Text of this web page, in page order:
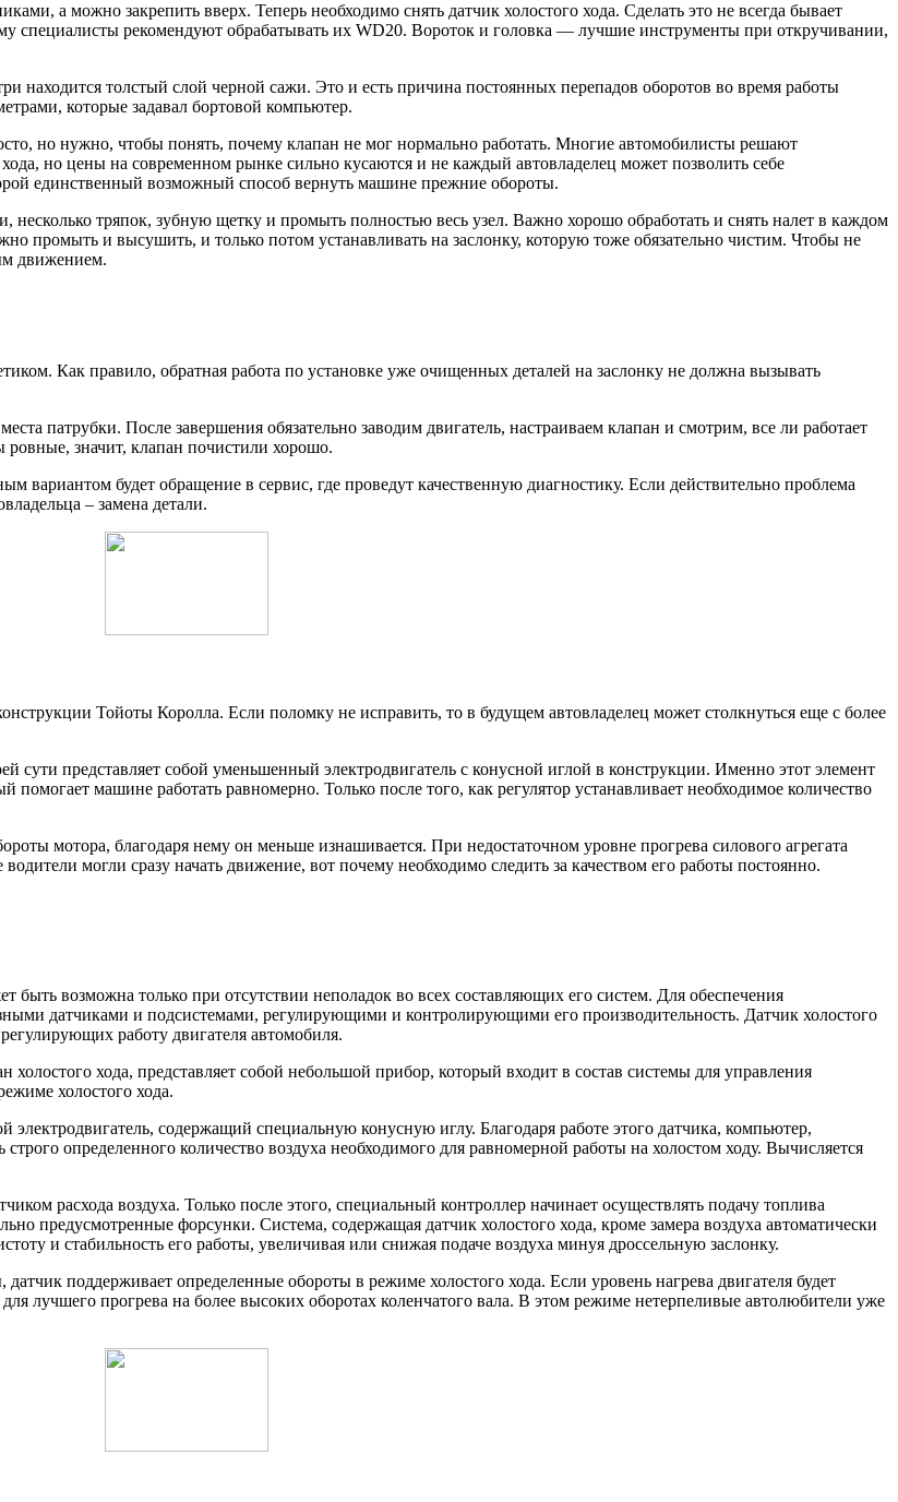
а можно закрепить вверх. Теперь необходимо снять датчик холостого хода. Сделать это не всегда бывает
специалисты рекомендуют обрабатывать их WD20. Вороток и головка — лучшие инструменты при откручивании,
находится толстый слой черной сажи. Это и есть причина постоянных перепадов оборотов во время работы
которые задавал бортовой компьютер.
но нужно, чтобы понять, почему клапан не мог нормально работать. Многие автомобилисты решают
но цены на современном рынке сильно кусаются и не каждый автовладелец может позволить себе
единственный возможный способ вернуть машине прежние обороты.
несколько тряпок, зубную щетку и промыть полностью весь узел. Важно хорошо обработать и снять налет в каждом
промыть и высушить, и только потом устанавливать на заслонку, которую тоже обязательно чистим. Чтобы не
движением.
Как правило, обратная работа по установке уже очищенных деталей на заслонку не должна вызывать
патрубки. После завершения обязательно заводим двигатель, настраиваем клапан и смотрим, все ли работает
ровные, значит, клапан почистили хорошо.
вариантом будет обращение в сервис, где проведут качественную диагностику. Если действительно проблема
– замена детали.
Тойоты Королла. Если поломку не исправить, то в будущем автовладелец может столкнуться еще с более
сути представляет собой уменьшенный электродвигатель с конусной иглой в конструкции. Именно этот элемент
помогает машине работать равномерно. Только после того, как регулятор устанавливает необходимое количество
мотора, благодаря нему он меньше изнашивается. При недостаточном уровне прогрева силового агрегата
могли сразу начать движение, вот почему необходимо следить за качеством его работы постоянно.
быть возможна только при отсутствии неполадок во всех составляющих его систем. Для обеспечения
датчиками и подсистемами, регулирующими и контролирующими его производительность. Датчик холостого
работу двигателя автомобиля.
хода, представляет собой небольшой прибор, который входит в состав системы для управления
холостого хода.
содержащий специальную конусную иглу. Благодаря работе этого датчика, компьютер,
определенного количество воздуха необходимого для равномерной работы на холостом ходу. Вычисляется
расхода воздуха. Только после этого, специальный контроллер начинает осуществлять подачу топлива
предусмотренные форсунки. Система, содержащая датчик холостого хода, кроме замера воздуха автоматически
и стабильность его работы, увеличивая или снижая подаче воздуха минуя дроссельную заслонку.
поддерживает определенные обороты в режиме холостого хода. Если уровень нагрева двигателя будет
лучшего прогрева на более высоких оборотах коленчатого вала. В этом режиме нетерпеливые автолюбители уже